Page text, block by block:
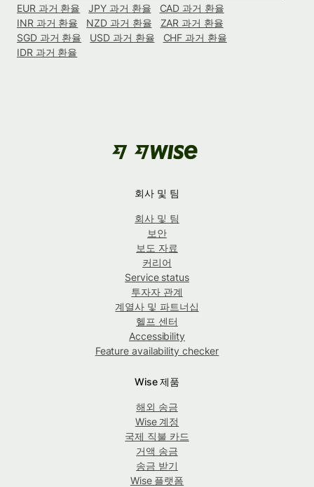
EUR 과거 환율
JPY 과거 환율
CAD 과거 환율
INR 과거 환율
NZD 과거 환율
ZAR 과거 환율
SGD 과거 환율
USD 과거 환율
CHF 과거 환율
IDR 과거 환율
회사 및 팀
회사 및 팀
보안
보도 자료
커리어
Service status
투자자 관계
계열사 및 파트너십
헬프 센터
Accessibility
Feature availability checker
Wise 제품
해외 송금
Wise 계정
국제 직불 카드
거액 송금
송금 받기
Wise 플랫폼